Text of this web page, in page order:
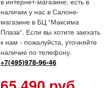
наличии у нас в Салоне-
магазине в БЦ “Максима
Плаза“. Если вы хотите заехать
к нам - пожалуйста, уточняйте
наличие по телефону.
+7(495)978-96-46